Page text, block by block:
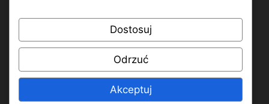
Menu
Dostosuj
Odrzuć
Akceptuj